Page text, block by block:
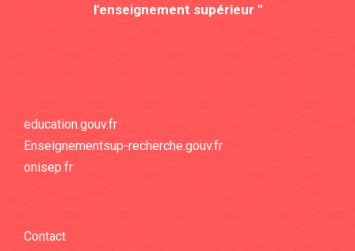
l'enseignement supérieur "
education.gouv.fr
Enseignementsup-recherche.gouv.fr
onisep.fr
Contact